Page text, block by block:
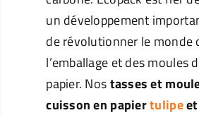
un développement
de révolutionner le monde
l’emballage et des moules
papier. Nostasses et
cuisson en papiertulipeet